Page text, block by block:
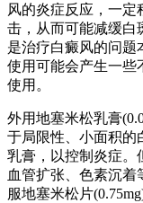
风的炎症反应，一
击，从而可能减缓白
是治疗白癜风的问题
使用可能会产生一些
使用。
外用地塞米松乳膏
于局限性、小面积的
乳膏，以控制炎症。
血管扩张、色素沉着
服地塞米松片